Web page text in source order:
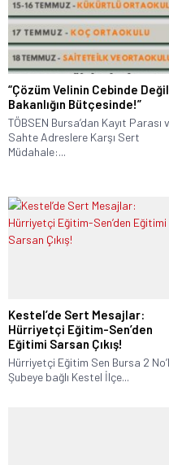
“Çözüm Velinin Cebinde
Bakanlığın Bütçesinde!”
TÖBSEN Bursa’dan Kayıt Parası
Sahte Adreslere Karşı Sert
Müdahale:...
Kestel’de Sert Mesajlar:
Hürriyetçi Eğitim-Sen’den
Eğitimi Sarsan Çıkış!
Hürriyetçi Eğitim Sen Bursa 2
Şubeye bağlı Kestel İlçe...